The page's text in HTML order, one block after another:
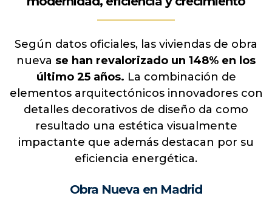
Según datos oficiales, las viviendas de obra
nueva se han revalorizado un 148% en los
último 25 años. La combinación de
elementos arquitectónicos innovadores con
detalles decorativos de diseño da como
resultado una estética visualmente
impactante que además destacan por su
eficiencia energética.
Obra Nueva en Madrid